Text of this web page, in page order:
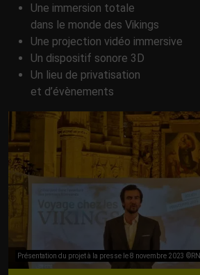
Une immersion totale
dans le monde des Vikings
Une projection vidéo immersive
Un dispositif sonore 3D
Un lieu de privatisation
et d’évènements
Présentation du projet à la presse le 8 novembre 2023 ©RNI